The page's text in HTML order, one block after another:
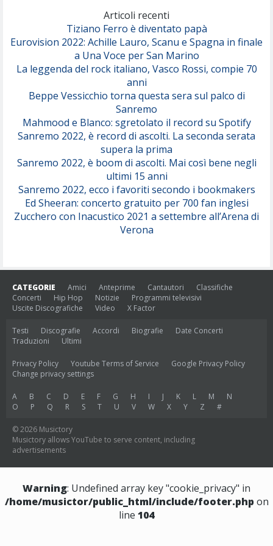
Serenamente
Articoli recenti
Tiziano Ferro è diventato papà
Eurovision 2022: Achille Lauro, Scanu e Spagna in finale
a Una Voce per San Marino
La leggenda del rock italiano, Vasco Rossi, compie 70
anni
Beppe Vessicchio torna questa sera sul palco di
Sanremo
Mahmood e Blanco: sgretolato il record su Spotify
Sanremo 2022, è record di ascolti. La seconda serata
supera la prima
Sanremo 2022, è boom di ascolti. Mai così bene negli
ultimi 15 anni
Sanremo 2022, ecco i favoriti secondo i bookmakers
Ed Sheeran: concerto gratuito per 700 fan inglesi
Zucchero con Inacustico 2021 a settembre all’Arena di
Verona
CATEGORIE Amici Anteprime Cantautori
Classifiche
Concerti
Hip Hop Notizie
Programmi televisivi
Uscite Discografiche
Video X Factor
Testi Discografie Accordi Biografie
Date Concerti
Traduzioni
Ultimi
Privacy Policy Youtube Terms of Service
Google Privacy Policy
Change privacy settings
A B C D E F G H I J K L M
N
O
P Q R S T U V W X Y Z #
© 2026 Musictory
Musictory allows YouTube to serve content, including
advertisements
Warning: Undefined array key "cookie_privacy" in
/home/musictor/public_html/include/footer.php on
line 104